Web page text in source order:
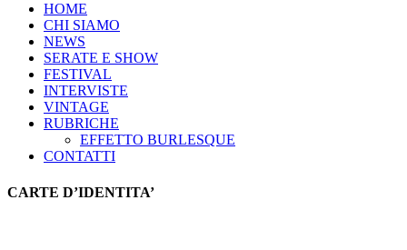
HOME
CHI SIAMO
NEWS
SERATE E SHOW
FESTIVAL
INTERVISTE
VINTAGE
RUBRICHE
EFFETTO BURLESQUE
CONTATTI
CARTE D’IDENTITA’